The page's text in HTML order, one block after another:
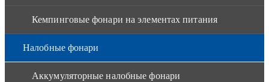
Кемпинговые фонари на элементах питания
Налобные фонари
Аккумуляторные налобные фонари